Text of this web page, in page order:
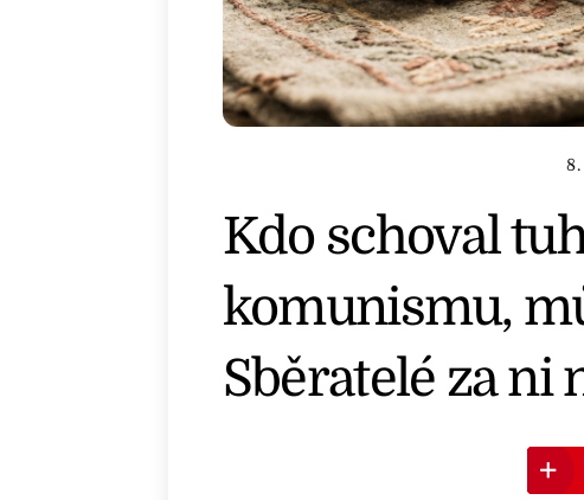
Kdo schoval
komunismu,
Sběratelé za ni